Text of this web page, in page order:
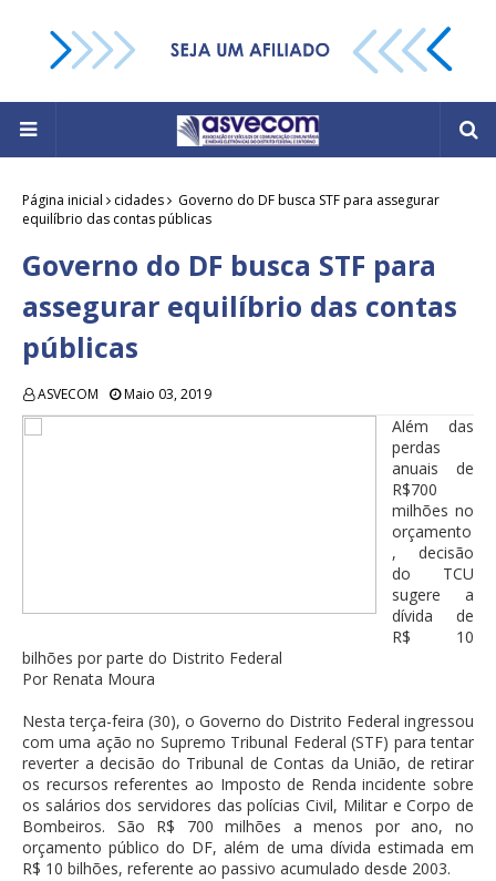
Página inicial cidades
Governo do DF busca STF para assegurar
equilíbrio das contas públicas
Governo do DF busca STF para
assegurar equilíbrio das contas
públicas
ASVECOM Maio 03, 2019
Além das
perdas
anuais de
R$700
milhões no
orçamento
, decisão
do TCU
sugere a
dívida de
R$ 10
bilhões por parte do Distrito Federal
Por Renata Moura
Nesta terça-feira (30), o Governo do Distrito Federal ingressou
com uma ação no Supremo Tribunal Federal (STF) para tentar
reverter a decisão do Tribunal de Contas da União, de retirar
os recursos referentes ao Imposto de Renda incidente sobre
os salários dos servidores das polícias Civil, Militar e Corpo de
Bombeiros. São R$ 700 milhões a menos por ano, no
orçamento público do DF, além de uma dívida estimada em
R$ 10 bilhões, referente ao passivo acumulado desde 2003.